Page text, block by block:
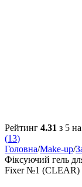
Рейтинг 4.31 з 5
(13)
Головна/Make-up/
Фіксуючий гель
Fixer №1 (CLEAR)